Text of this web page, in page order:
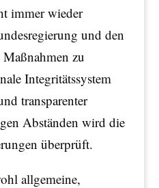
immer wieder
und den
zu
Integritätssystem
transparenter
Abständen wird die
überprüft.
allgemeine,